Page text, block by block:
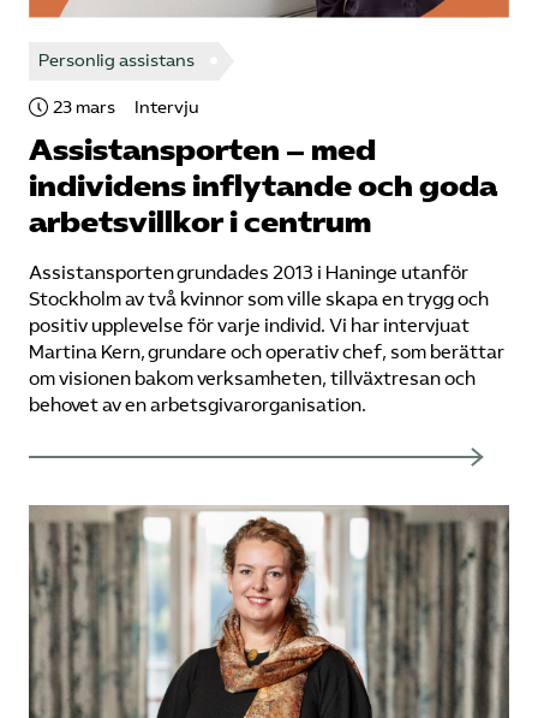
Personlig assistans
23 mars Intervju
Assistansporten – med
individens inflytande och goda
arbetsvillkor i centrum
Assistansporten grundades 2013 i Haninge utanför
Stockholm av två kvinnor som ville skapa en trygg och
positiv upplevelse för varje individ. Vi har intervjuat
Martina Kern, grundare och operativ chef, som berättar
om visionen bakom verksamheten, tillväxtresan och
behovet av en arbetsgivarorganisation.